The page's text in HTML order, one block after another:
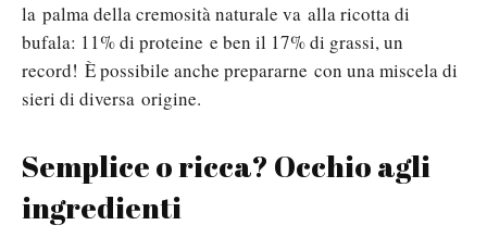
la palma della cremosità naturale va alla ricotta di
bufala: 11% di proteine e ben il 17% di grassi, un
record! È possibile anche prepararne con una miscela di
sieri di diversa origine.
Semplice o ricca? Occhio agli
ingredienti